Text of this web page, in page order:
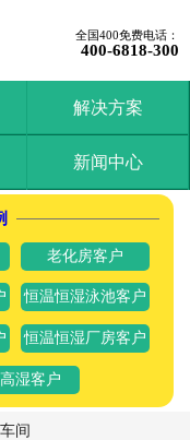
全国400免费电话：
400-6818-300
解决方案
新闻中心
老化房客户
恒温恒湿泳池客户
恒温恒湿厂房客户
湿客户
间